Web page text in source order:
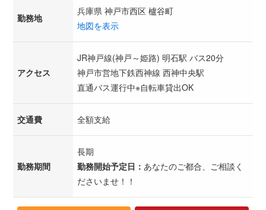
勤務地
兵庫県 神戸市西区 櫨谷町
地図を表示
アクセス
JR神戸線(神戸～姫路) 明石駅 バス20分
神戸市営地下鉄西神線 西神中央駅
直通バス運行中※自転車貸出OK
交通費 全額支給
勤務期間
長期
勤務開始予定日： あなたのご都合、ご相談く
ださいませ！！